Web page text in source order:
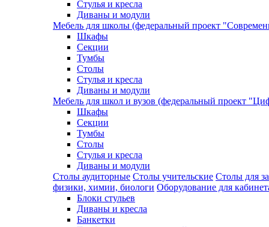
Стулья и кресла
Диваны и модули
Мебель для школы (федеральный проект
Шкафы
Секции
Тумбы
Столы
Стулья и кресла
Диваны и модули
Мебель для школ и вузов (федеральный проект
Шкафы
Секции
Тумбы
Столы
Стулья и кресла
Диваны и модули
Столы аудиторные Столы учительские Столы для
физики, химии, биологи Оборудование для
Блоки стульев
Диваны и кресла
Банкетки